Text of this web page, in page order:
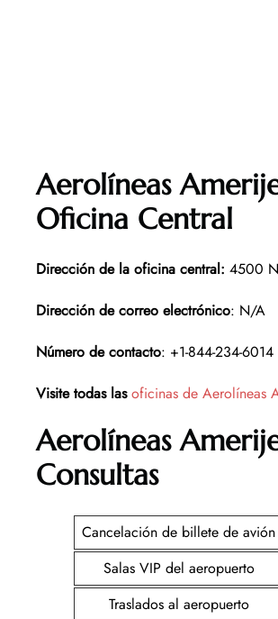
Aerolíneas
Oficina Central
Dirección de la oficina central: 4500
Dirección de correo electrónico: N/A
Número de contacto: +1-844-234-6014
Visite todas las oficinas de Aerolíneas
Aerolíneas
Consultas
Cancelación de billete de avión
Salas VIP del aeropuerto
Traslados al aeropuerto